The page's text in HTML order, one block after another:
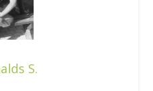
S.